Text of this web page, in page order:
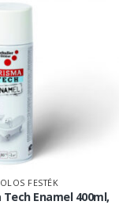
FESTÉK
Tech Enamel 400ml,